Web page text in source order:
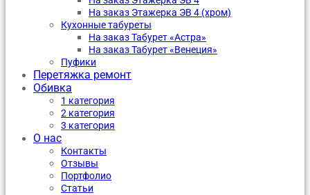
На заказ Этажерка ЭВ 4 (хром)
Кухонные табуреты
На заказ Табурет «Астра»
На заказ Табурет «Венеция»
Пуфики
Перетяжка ремонт
Обивка
1 категория
2 категория
3 категория
О нас
Контакты
Отзывы
Портфолио
Статьи